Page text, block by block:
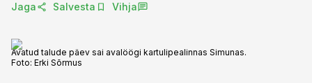
Jaga Salvesta Vihja
Avatud talude päev sai avalöögi kartulipealinnas Simunas.
Foto: Erki Sõrmus